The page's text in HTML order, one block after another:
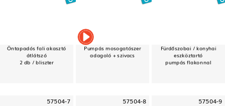
Öntapadós fali akasztó
átlátszó
2 db / bliszter
Pumpás mosogatószer
adagoló + szivacs
Fürdőszobai / konyhai
eszköztartó
pumpás flakonnal
57504-7 57504-8 57504-9